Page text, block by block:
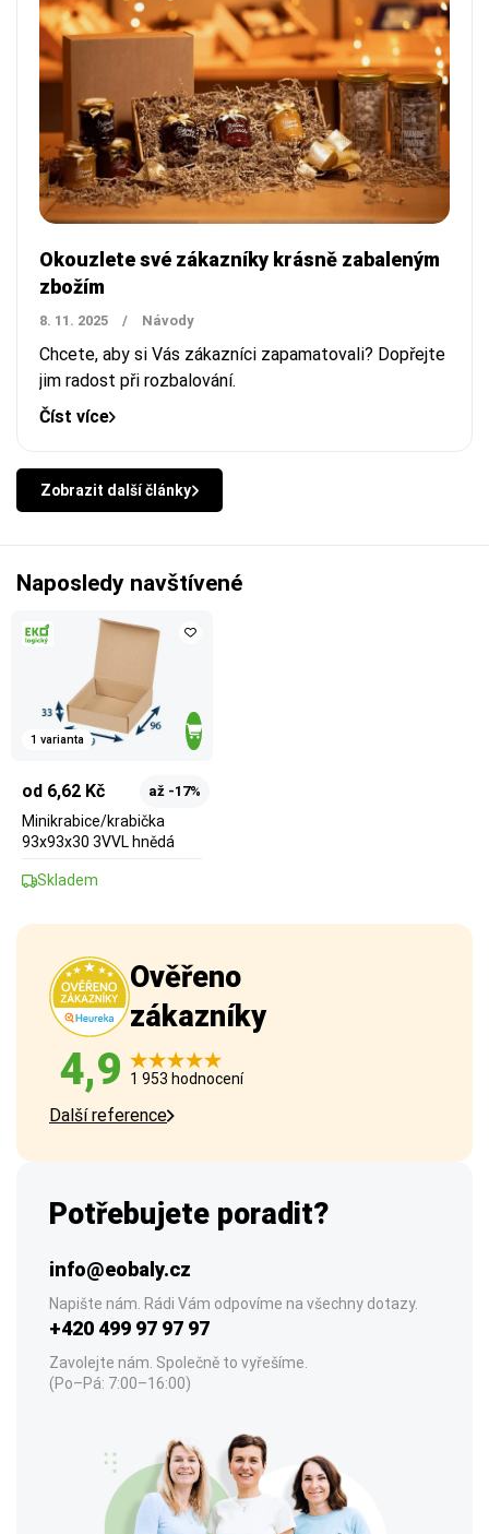
Okouzlete své zákazníky krásně zabaleným
zbožím
8. 11. 2025 / Návody
Chcete, aby si Vás zákazníci zapamatovali? Dopřejte
jim radost při rozbalování.
Číst více
Zobrazit další články
Naposledy navštívené
1 varianta
od 6,62 Kč až -17%
Minikrabice/krabička
93x93x30 3VVL hnědá
Skladem
Ověřeno
zákazníky
4,9 1 953 hodnocení
Další reference
Potřebujete poradit?
info@eobaly.cz
Napište nám. Rádi Vám odpovíme na všechny dotazy.
+420 499 97 97 97
Zavolejte nám. Společně to vyřešíme.
(Po–Pá: 7:00–16:00)